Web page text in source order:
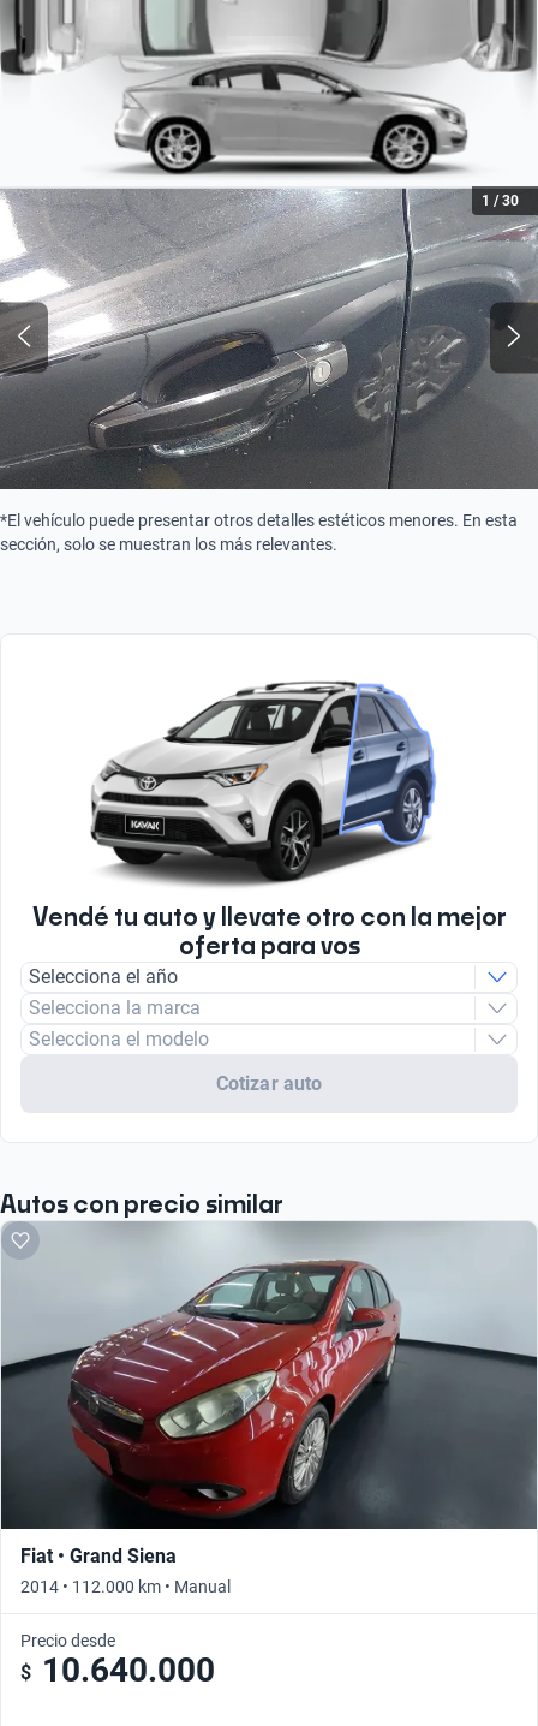
1 /30
*El vehículo puede presentar otros detalles estéticos menores. En esta
sección, solo se muestran los más relevantes.
Vendé tu auto y llevate otro con la mejor
oferta para vos
Selecciona el año
Selecciona la marca
Selecciona el modelo
Cotizar auto
Autos con precio similar
Fiat • Grand Siena
2014 • 112.000 km • Manual
Precio desde
$ 10.640.000